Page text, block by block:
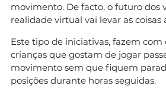
movimento. De facto, o futuro dos
realidade virtual vai levar as coisas
Este tipo de iniciativas, fazem com
crianças que gostam de jogar
movimento sem que fiquem
posições durante horas seguidas.